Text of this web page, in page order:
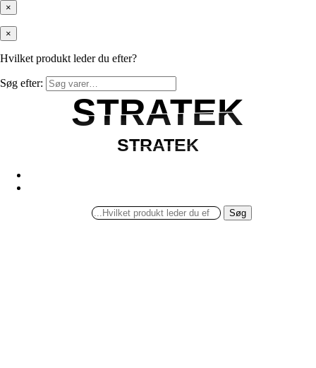
×
×
Hvilket produkt leder du efter?
Søg efter:
STRATEK
STRATEK
STRATEK
STRATEK
Søg